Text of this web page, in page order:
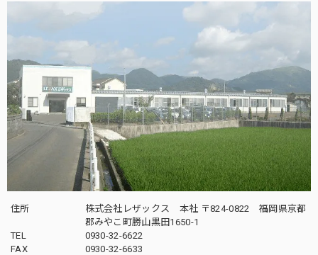
住所
株式会社レザックス 本社 〒824-0822 福岡県京都
郡みやこ町勝山黒田1650-1
TEL
0930-32-6622
FAX
0930-32-6633